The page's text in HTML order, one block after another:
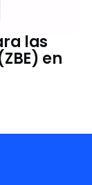
las
en